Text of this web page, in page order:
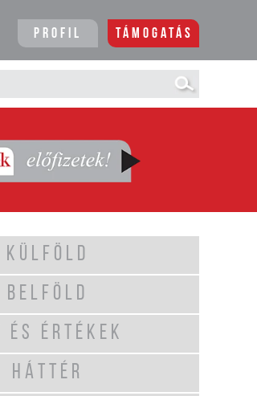
Profil Támogatás
KÜLFÖLD
BELFÖLD
ÉS ÉRTÉKEK
HÁTTÉR